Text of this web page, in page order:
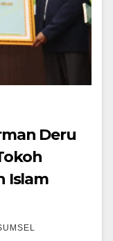
Deru
Islam